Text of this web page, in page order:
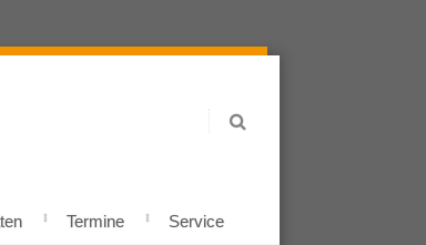
Termine Service